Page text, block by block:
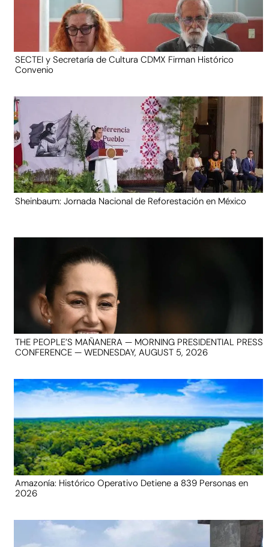
SECTEI y Secretaría de Cultura CDMX Firman Histórico
Convenio
Sheinbaum: Jornada Nacional de Reforestación en México
THE PEOPLE’S MAÑANERA — MORNING PRESIDENTIAL PRESS
CONFERENCE — WEDNESDAY, AUGUST 5, 2026
Amazonía: Histórico Operativo Detiene a 839 Personas en
2026